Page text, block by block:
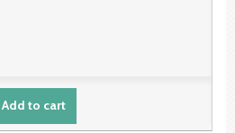
Add to cart